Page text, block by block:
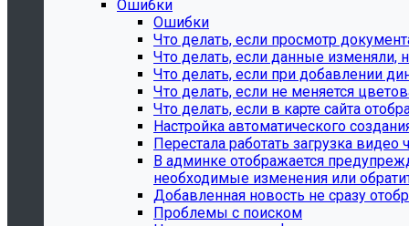
Ошибки
Ошибки
Что делать, если просмотр
Что делать, если данные изменяли,
Что делать, если при добавлении
Что делать, если не меняется
Что делать, если в карте сайта
Настройка автоматического
Перестала работать загрузка
В админке отображается
необходимые изменения или
Добавленная новость не сразу
Проблемы с поиском